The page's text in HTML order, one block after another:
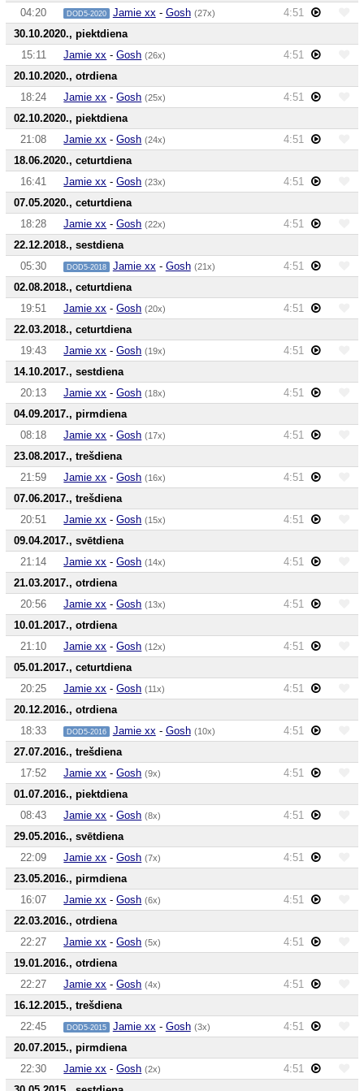
04:20
DOD5-2020 Jamie xx - Gosh (27x)
4:51
30.10.2020., piektdiena
15:11
Jamie xx -Gosh (26x)
4:51
20.10.2020., otrdiena
18:24
Jamie xx -Gosh (25x)
4:51
02.10.2020., piektdiena
21:08
Jamie xx -Gosh (24x)
4:51
18.06.2020., ceturtdiena
16:41
Jamie xx -Gosh (23x)
4:51
07.05.2020., ceturtdiena
18:28
Jamie xx -Gosh (22x)
4:51
22.12.2018., sestdiena
05:30
DOD5-2018 Jamie xx - Gosh (21x)
4:51
02.08.2018., ceturtdiena
19:51
Jamie xx -Gosh (20x)
4:51
22.03.2018., ceturtdiena
19:43
Jamie xx -Gosh (19x)
4:51
14.10.2017., sestdiena
20:13
Jamie xx -Gosh (18x)
4:51
04.09.2017., pirmdiena
08:18
Jamie xx -Gosh (17x)
4:51
23.08.2017., trešdiena
21:59
Jamie xx -Gosh (16x)
4:51
07.06.2017., trešdiena
20:51
Jamie xx -Gosh (15x)
4:51
09.04.2017., svētdiena
21:14
Jamie xx -Gosh (14x)
4:51
21.03.2017., otrdiena
20:56
Jamie xx -Gosh (13x)
4:51
10.01.2017., otrdiena
21:10
Jamie xx -Gosh (12x)
4:51
05.01.2017., ceturtdiena
20:25
Jamie xx -Gosh (11x)
4:51
20.12.2016., otrdiena
18:33
DOD5-2016 Jamie xx - Gosh (10x)
4:51
27.07.2016., trešdiena
17:52
Jamie xx -Gosh (9x)
4:51
01.07.2016., piektdiena
08:43
Jamie xx -Gosh (8x)
4:51
29.05.2016., svētdiena
22:09
Jamie xx -Gosh (7x)
4:51
23.05.2016., pirmdiena
16:07
Jamie xx -Gosh (6x)
4:51
22.03.2016., otrdiena
22:27
Jamie xx -Gosh (5x)
4:51
19.01.2016., otrdiena
22:27
Jamie xx -Gosh (4x)
4:51
16.12.2015., trešdiena
22:45
DOD5-2015 Jamie xx - Gosh (3x)
4:51
20.07.2015., pirmdiena
22:30
Jamie xx -Gosh (2x)
4:51